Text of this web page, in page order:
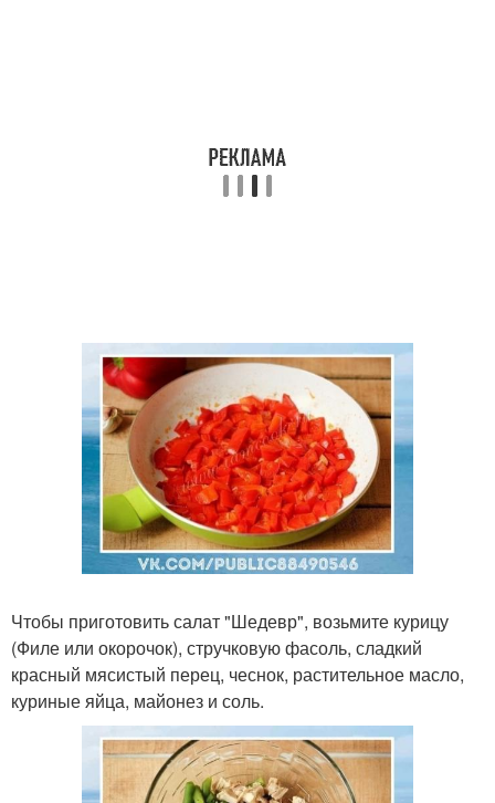
Чтобы приготовить салат "Шедевр", возьмите курицу
(Филе или окорочок), стручковую фасоль, сладкий
красный мясистый перец, чеснок, растительное масло,
куриные яйца, майонез и соль.